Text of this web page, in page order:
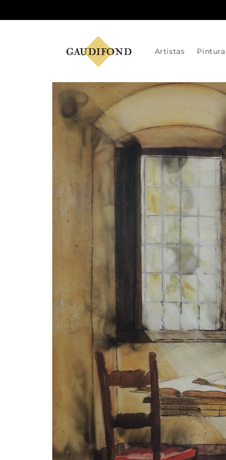
al contenido
Artistas Pintura
directamente
a la
información
del producto